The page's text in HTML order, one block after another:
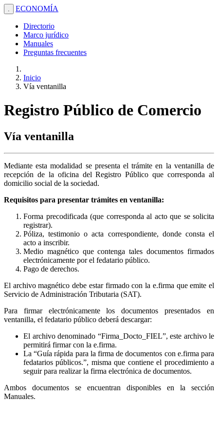
. ECONOMÍA
Directorio
Marco jurídico
Manuales
Preguntas frecuentes
Inicio
Vía ventanilla
Registro Público de Comercio
Vía ventanilla
Mediante esta modalidad se presenta el trámite en la ventanilla de
recepción de la oficina del Registro Público que corresponda al
domicilio social de la sociedad.
Requisitos para presentar trámites en ventanilla:
Forma precodificada (que corresponda al acto que se solicita
registrar).
Póliza, testimonio o acta correspondiente, donde consta el
acto a inscribir.
Medio magnético que contenga tales documentos firmados
electrónicamente por el fedatario público.
Pago de derechos.
El archivo magnético debe estar firmado con la e.firma que emite el
Servicio de Administración Tributaria (SAT).
Para firmar electrónicamente los documentos presentados en
ventanilla, el fedatario público deberá descargar:
El archivo denominado “Firma_Docto_FIEL”, este archivo le
permitirá firmar con la e.firma.
La “Guía rápida para la firma de documentos con e.firma para
fedatarios públicos.”, misma que contiene el procedimiento a
seguir para realizar la firma electrónica de documentos.
Ambos documentos se encuentran disponibles en la sección
Manuales.